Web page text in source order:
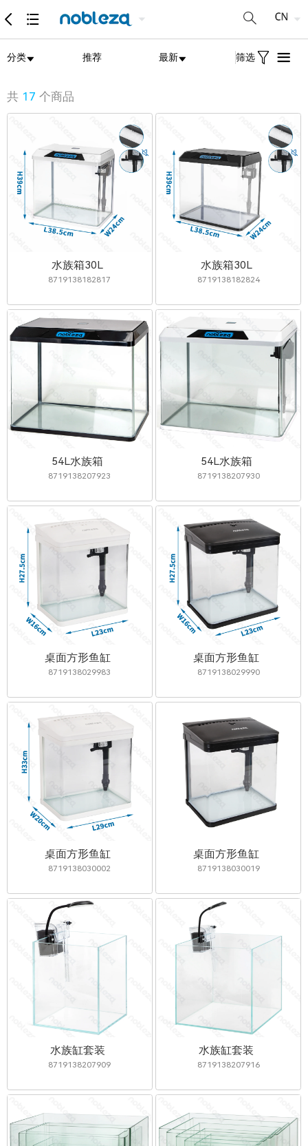
分类 推荐 最新 筛选
共 17 个商品
水族箱30L
8719138182817
水族箱30L
8719138182824
54L水族箱
8719138207923
54L水族箱
8719138207930
桌面方形鱼缸
8719138029983
桌面方形鱼缸
8719138029990
桌面方形鱼缸
8719138030002
桌面方形鱼缸
8719138030019
水族缸套装
8719138207909
水族缸套装
8719138207916